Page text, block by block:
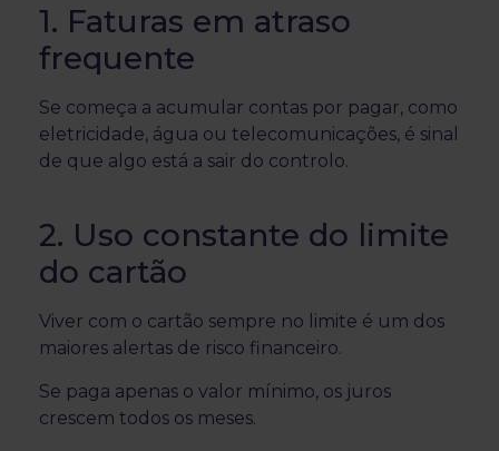
1. Faturas em atraso
frequente
Se começa a acumular contas por pagar, como
eletricidade, água ou telecomunicações, é sinal
de que algo está a sair do controlo.
2. Uso constante do limite
do cartão
Viver com o cartão sempre no limite é um dos
maiores alertas de risco financeiro.
Se paga apenas o valor mínimo, os juros
crescem todos os meses.